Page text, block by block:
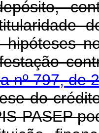
hipóteses
nº 797, de
do
PASEP